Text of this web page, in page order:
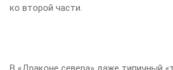
ко второй части.